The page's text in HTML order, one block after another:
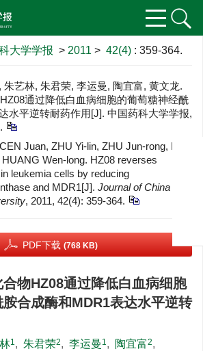
大学学报 > 2011 > 42(4) : 359-364.
朱艺林, 朱君荣, 李运曼, 陶宜富, 黄文龙.
通过降低白血病细胞的葡萄糖神经酰
水平逆转耐药作用[J]. 中国药科大学学报,
Juan, ZHU Yi-lin, ZHU Jun-rong, LI
Wen-long. HZ08 reverses
leukemia cells by reducing
and MDR1[J]. Journal of China
, 2011, 42(4): 359-364.
PDF下载 (768 KB)
合物HZ08通过降低白血病细胞
合成酶和MDR1表达水平逆转
1, 朱君荣2, 李运曼 1, 陶宜富2,